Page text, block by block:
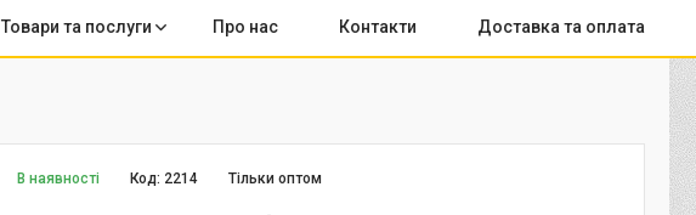
Товари та послуги Про нас Контакти Доставка та оплата
В наявності Тільки оптом
Код: 2214